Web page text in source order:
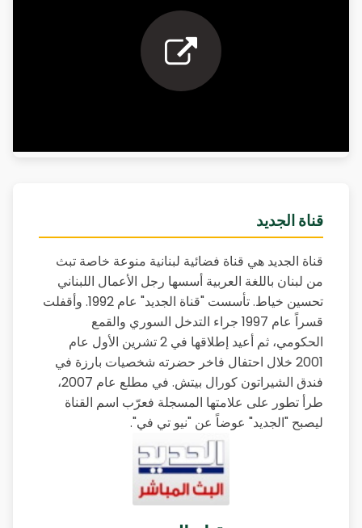
قناة الجديد
قناة الجديد هي قناة فضائية لبنانية منوعة خاصة تبث
من لبنان باللغة العربية أسسها رجل الأعمال اللبناني
تحسين خياط. تأسست "قناة الجديد" عام 1992. وأقفلت
قسراً عام 1997 جراء التدخل السوري والقمع
الحكومي، ثم أعيد إطلاقها في 2 تشرين الأول عام
2001 خلال احتفال فاخر حضرته شخصيات بارزة في
فندق الشيراتون كورال بيتش. في مطلع عام 2007،
طرأ تطور على علامتها المسجلة فعرّب اسم القناة
ليصبح "الجديد" عوضاً عن "نيو تي في".